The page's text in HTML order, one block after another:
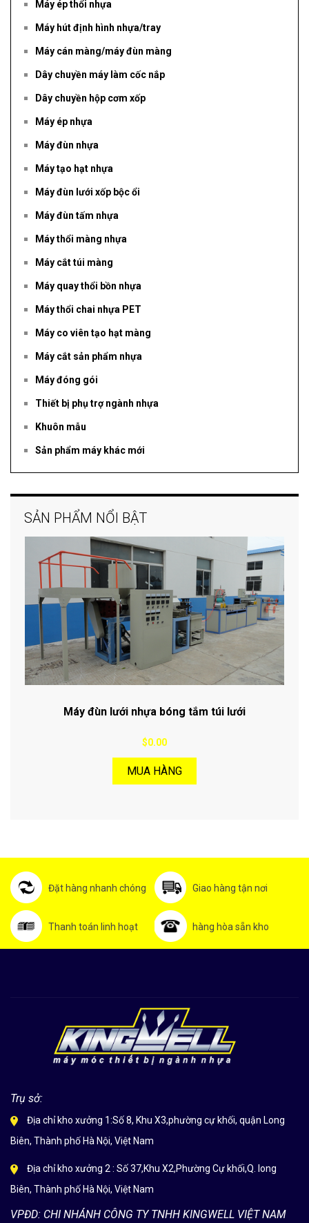
Máy ép thổi nhựa
Máy hút định hình nhựa/tray
Máy cán màng/máy đùn màng
Dây chuyền máy làm cốc nắp
Dây chuyền hộp cơm xốp
Máy ép nhựa
Máy đùn nhựa
Máy tạo hạt nhựa
Máy đùn lưới xốp bộc ổi
Máy đùn tấm nhựa
Máy thổi màng nhựa
Máy cắt túi màng
Máy quay thổi bồn nhựa
Máy thổi chai nhựa PET
Máy co viên tạo hạt màng
Máy cắt sản phẩm nhựa
Máy đóng gói
Thiết bị phụ trợ ngành nhựa
Khuôn mẫu
Sản phẩm máy khác mới
SẢN PHẨM NỔI BẬT
Máy đùn lưới nhựa bóng tắm túi lưới
$0.00
MUA HÀNG
Đặt hàng nhanh chóng Giao hàng tận nơi
Thanh toán linh hoạt hàng hòa sẵn kho
Trụ sở:
Địa chỉ kho xưởng 1:Số 8, Khu X3,phường cự khối, quận Long
Biên, Thành phố Hà Nội, Việt Nam
Địa chỉ kho xưởng 2 : Số 37,Khu X2,Phường Cự khối,Q. long
Biên, Thành phố Hà Nội, Việt Nam
VPĐD: CHI NHÁNH CÔNG TY TNHH KINGWELL VIỆT NAM